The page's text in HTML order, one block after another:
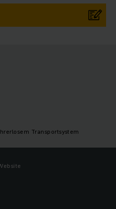
Transportsystem